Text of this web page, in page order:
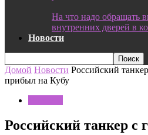
На что надо обращать
внутренних дверей в
Новости
Домой Новости Российский
прибыл на Кубу
Российский танкер с